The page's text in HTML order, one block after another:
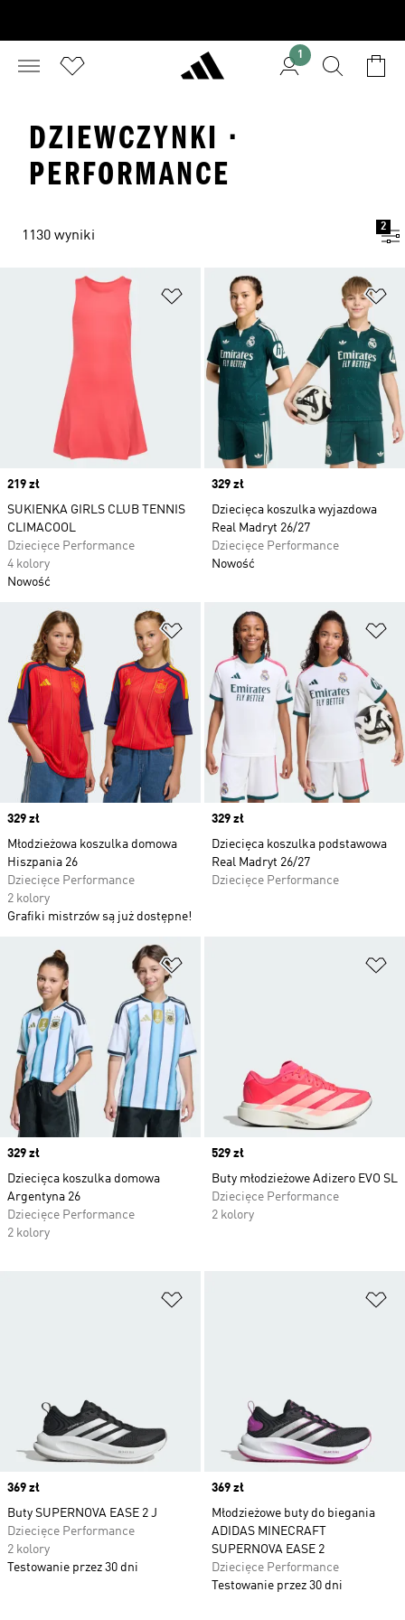
1
DZIEWCZYNKI ·
PERFORMANCE
1130 wyniki
2
Dodaj do listy życzeń
Price
219 zł
SUKIENKA GIRLS CLUB TENNIS
CLIMACOOL
Dziecięce Performance
4 kolory
Nowość
Price
329 zł
Dziecięca koszulka wyjazdowa
Real Madryt 26/27
Dziecięce Performance
Nowość
Dodaj do listy życzeń
Price
329 zł
Młodzieżowa koszulka domowa
Hiszpania 26
Dziecięce Performance
2 kolory
Grafiki mistrzów są już dostępne!
Price
329 zł
Dziecięca koszulka podstawowa
Real Madryt 26/27
Dziecięce Performance
Price
329 zł
Dziecięca koszulka domowa
Argentyna 26
Dziecięce Performance
2 kolory
Price
529 zł
Buty młodzieżowe Adizero EVO SL
Dziecięce Performance
2 kolory
Price
369 zł
Buty SUPERNOVA EASE 2 J
Dziecięce Performance
2 kolory
Testowanie przez 30 dni
Price
369 zł
Młodzieżowe buty do biegania
ADIDAS MINECRAFT
SUPERNOVA EASE 2
Dziecięce Performance
Testowanie przez 30 dni